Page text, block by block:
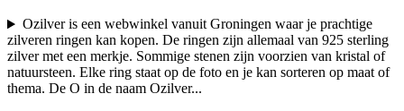
Ozilver is een webwinkel vanuit Groningen waar je prachtige
zilveren ringen kan kopen. De ringen zijn allemaal van 925 sterling
zilver met een merkje. Sommige stenen zijn voorzien van kristal of
natuursteen. Elke ring staat op de foto en je kan sorteren op maat of
thema. De O in de naam Ozilver...